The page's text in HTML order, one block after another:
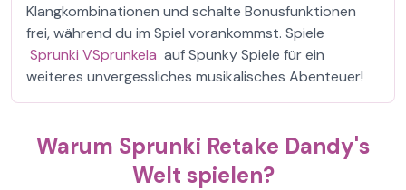
Klangkombinationen und schalte Bonusfunktionen
frei, während du im Spiel vorankommst. Spiele
Sprunki VSprunkela auf Spunky Spiele für ein
weiteres unvergessliches musikalisches Abenteuer!
Warum Sprunki Retake Dandy's
Welt spielen?